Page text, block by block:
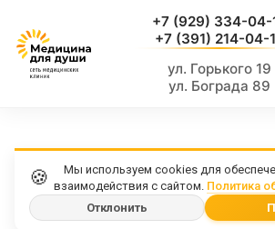
+7 (929) 334-04-
+7 (391) 214-04-
ул. Горького 19
ул. Бограда 89
🍪
Мы используем cookies для
взаимодействия с сайтом. Политика
Отклонить